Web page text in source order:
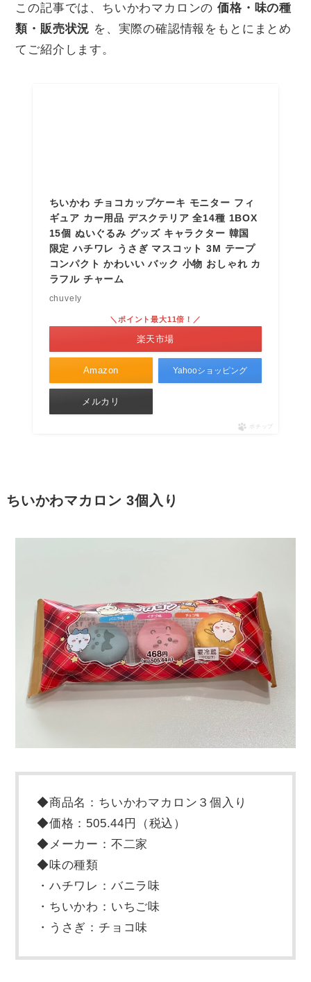
この記事では、ちいかわマカロンの価格・味の種
類・販売状況 を、実際の確認情報をもとにまとめ
てご紹介します。
ちいかわ チョコカップケーキ モニター フィ
ギュア カー用品 デスクテリア 全14種 1BOX
15個 ぬいぐるみ グッズ キャラクター 韓国
限定 ハチワレ うさぎ マスコット 3M テープ
コンパクト かわいい バック 小物 おしゃれ カ
ラフル チャーム
chuvely
Amazon
＼ポイント最大11倍！／
楽天市場
Yahooショッピング
メルカリ
ポチップ
ちいかわマカロン 3個入り
◆商品名：ちいかわマカロン３個入り
◆価格：505.44円（税込）
◆メーカー：不二家
◆味の種類
・ハチワレ：バニラ味
・ちいかわ：いちご味
・うさぎ：チョコ味